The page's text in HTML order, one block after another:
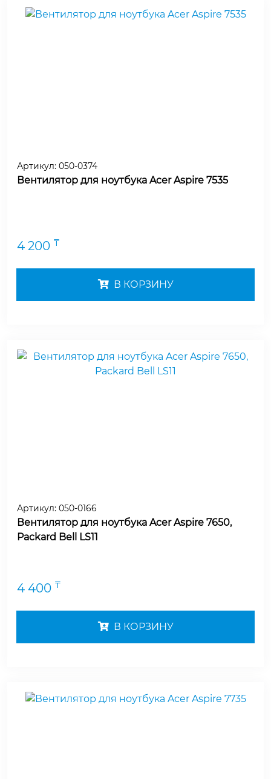
Артикул: 050-0374
Вентилятор для ноутбука Acer Aspire 7535
4 200 ₸
В КОРЗИНУ
Артикул: 050-0166
Вентилятор для ноутбука Acer Aspire 7650,
Packard Bell LS11
4 400 ₸
В КОРЗИНУ